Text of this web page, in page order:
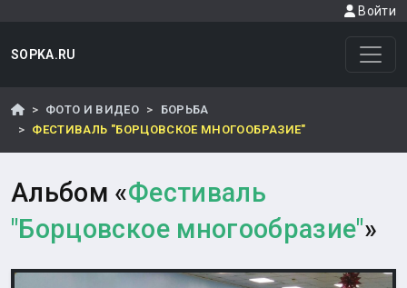
Войти
SOPKA.RU
ФОТО И ВИДЕО
БОРЬБА
ФЕСТИВАЛЬ "БОРЦОВСКОЕ МНОГООБРАЗИЕ"
Альбом «Фестиваль
"Борцовское многообразие"»